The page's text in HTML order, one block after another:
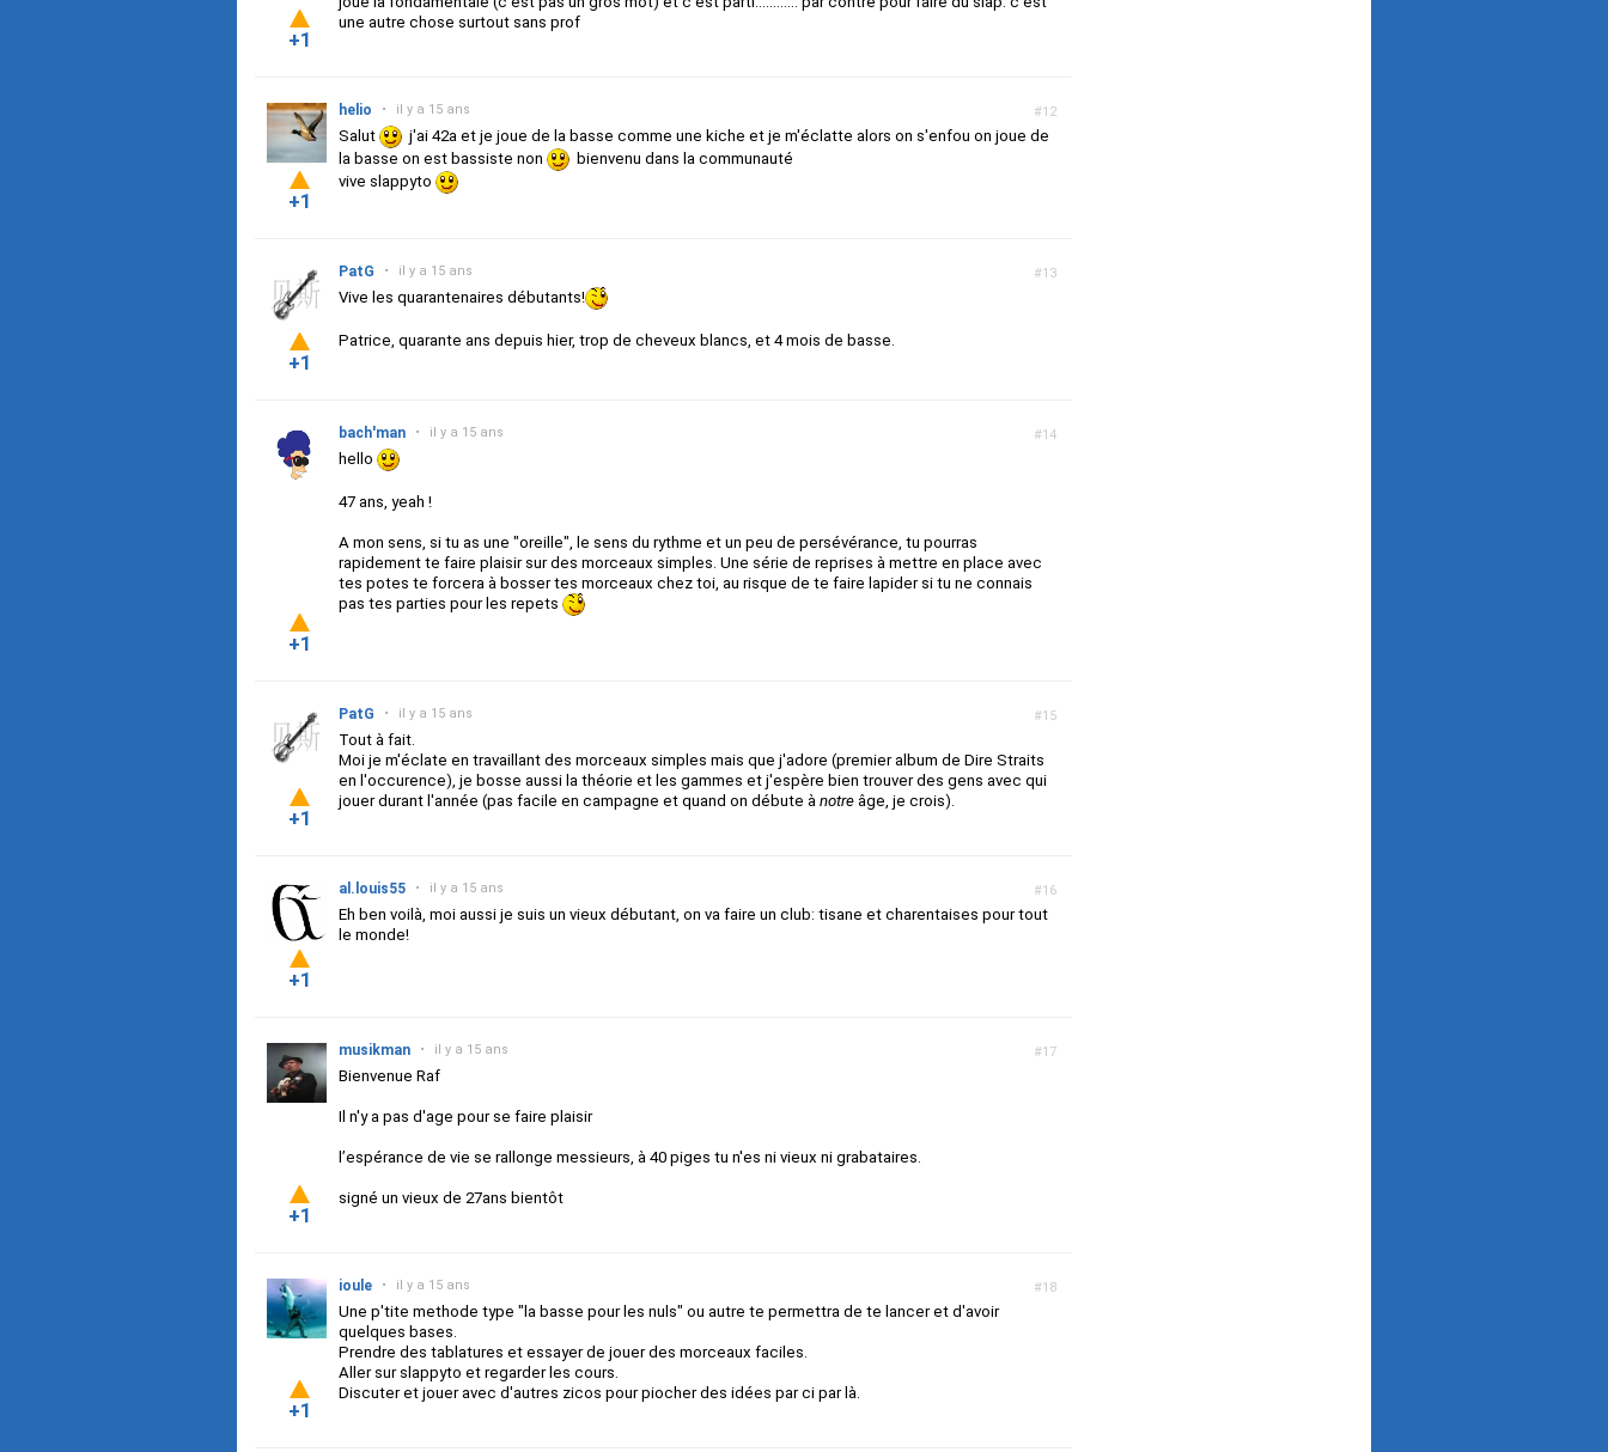
une autre chose surtout sans prof
+1
#12
helio • il y a 15 ans
Salut
j'ai 42a et je joue de la basse comme une kiche et je m'éclatte alors on s'enfou on joue de
la basse on est bassiste non
bienvenu dans la communauté
vive slappyto
+1
#13
PatG • il y a 15 ans
Vive les quarantenaires débutants!
Patrice, quarante ans depuis hier, trop de cheveux blancs, et 4 mois de basse.
+1
#14
bach'man • il y a 15 ans
hello
47 ans, yeah !
A mon sens, si tu as une "oreille", le sens du rythme et un peu de persévérance, tu pourras
rapidement te faire plaisir sur des morceaux simples. Une série de reprises à mettre en place avec
tes potes te forcera à bosser tes morceaux chez toi, au risque de te faire lapider si tu ne connais
pas tes parties pour les repets
+1
#15
PatG • il y a 15 ans
Tout à fait.
Moi je m'éclate en travaillant des morceaux simples mais que j'adore (premier album de Dire Straits
en l'occurence), je bosse aussi la théorie et les gammes et j'espère bien trouver des gens avec qui
jouer durant l'année (pas facile en campagne et quand on débute à notre âge, je crois).
+1
#16
al.louis55 • il y a 15 ans
Eh ben voilà, moi aussi je suis un vieux débutant, on va faire un club: tisane et charentaises pour tout
le monde!
+1
#17
musikman • il y a 15 ans
Bienvenue Raf
Il n'y a pas d'age pour se faire plaisir
l’espérance de vie se rallonge messieurs, à 40 piges tu n'es ni vieux ni grabataires.
signé un vieux de 27ans bientôt
+1
#18
ioule • il y a 15 ans
Une p'tite methode type "la basse pour les nuls" ou autre te permettra de te lancer et d'avoir
quelques bases.
Prendre des tablatures et essayer de jouer des morceaux faciles.
Aller sur slappyto et regarder les cours.
Discuter et jouer avec d'autres zicos pour piocher des idées par ci par là.
+1